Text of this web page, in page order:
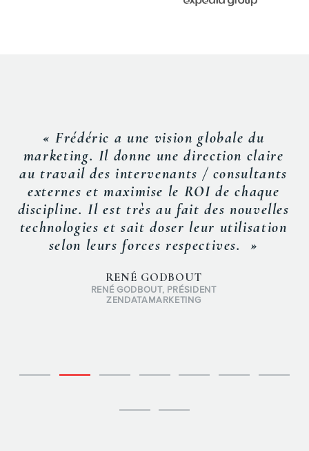
« Frédéric a une vision globale du
marketing. Il donne une direction claire
au travail des intervenants / consultants
externes et maximise le ROI de chaque
discipline. Il est très au fait des nouvelles
technologies et sait doser leur utilisation
selon leurs forces respectives. »
RENÉ GODBOUT
RENÉ GODBOUT, PRÉSIDENT
ZENDATAMARKETING